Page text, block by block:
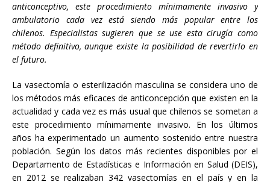
anticonceptivo, este procedimiento mínimamente invasivo y
ambulatorio cada vez está siendo más popular entre los
chilenos. Especialistas sugieren que se use esta cirugía como
método definitivo, aunque existe la posibilidad de revertirlo en
el futuro.
La vasectomía o esterilización masculina se considera uno de
los métodos más eficaces de anticoncepción que existen en la
actualidad y cada vez es más usual que chilenos se sometan a
este procedimiento mínimamente invasivo. En los últimos
años ha experimentado un aumento sostenido entre nuestra
población. Según los datos más recientes disponibles por el
Departamento de Estadísticas e Información en Salud (DEIS),
en 2012 se realizaban 342 vasectomías en el país y en la